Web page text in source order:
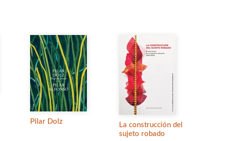
Pilar Dolz
La construcción del
sujeto robado